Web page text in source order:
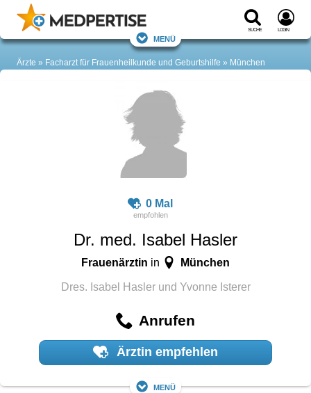
Suche Login
Menü
Ärzte Facharzt für Frauenheilkunde und Geburtshilfe München
0 Mal
Dr. med. Isabel Hasler
Frauenärztin in München
Dres. Isabel Hasler und Yvonne Isterer
Anrufen
Ärztin empfehlen
Menü